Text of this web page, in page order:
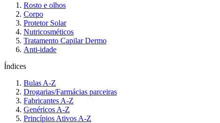
Rosto e olhos
Corpo
Protetor Solar
Nutricosméticos
Tratamento Capilar Dermo
Anti-idade
Índices
Bulas A-Z
Drogarias/Farmácias parceiras
Fabricantes A-Z
Genéricos A-Z
Princípios Ativos A-Z